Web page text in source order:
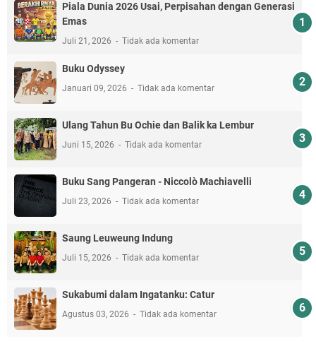
Piala Dunia 2026 Usai, Perpisahan dengan Generasi
Emas
Juli 21, 2026 Tidak ada komentar
Buku Odyssey
Januari 09, 2026 Tidak ada komentar
Ulang Tahun Bu Ochie dan Balik ka Lembur
Juni 15, 2026 Tidak ada komentar
Buku Sang Pangeran - Niccolò Machiavelli
Juli 23, 2026 Tidak ada komentar
Saung Leuweung Indung
Juli 15, 2026 Tidak ada komentar
Sukabumi dalam Ingatanku: Catur
Agustus 03, 2026 Tidak ada komentar